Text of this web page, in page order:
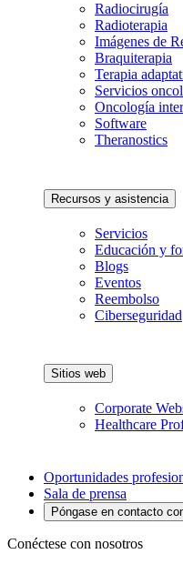
Radiocirugía
Radioterapia
Imágenes de
Braquiterapia
Terapia
Servicios
Oncología
Software
Theranostics
Recursos y asistencia
Servicios
Educación y
Blogs
Eventos
Reembolso
Ciberseguridad
Sitios web
Corporate
Healthcare
Oportunidades
Sala de prensa
Póngase en contacto
Conéctese con nosotros